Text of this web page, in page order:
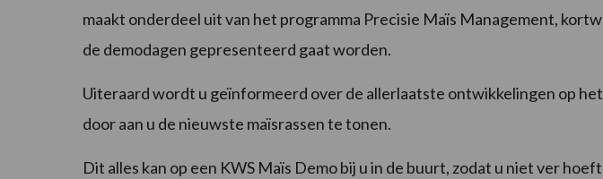
maakt onderdeel uit van het programma Precisie Maïs Management,
de demodagen gepresenteerd gaat worden.
Uiteraard wordt u geïnformeerd over de allerlaatste ontwikkelingen op
door aan u de nieuwste maïsrassen te tonen.
Dit alles kan op een KWS Maïs Demo bij u in de buurt, zodat u niet ver